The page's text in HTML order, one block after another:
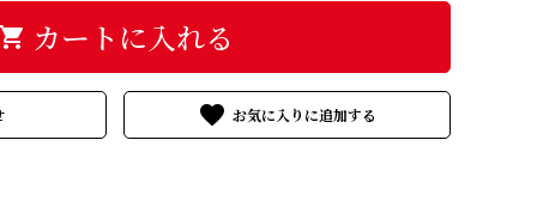
shopping_cart カートに入れる
favorite